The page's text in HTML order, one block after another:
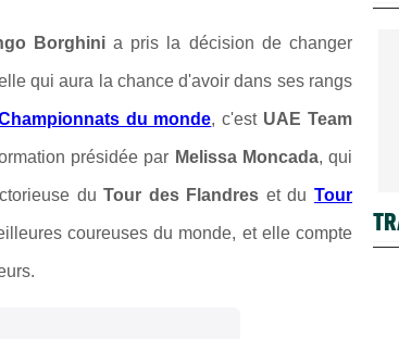
Borghinia pris la décision de changer
qui aura la chance d'avoir dans ses rangs
du monde, c'est UAE Team
présidée par Melissa Moncada, qui
duTour des Flandres et duTour
coureuses du monde, et elle compte